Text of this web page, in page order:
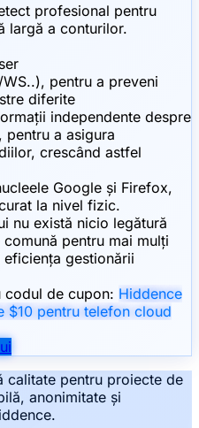
profesional pentru
largă a conturilor.
pentru a preveni
diferite
independente despre
pentru a asigura
crescând astfel
Google și Firefox,
la nivel fizic.
nu există nicio legătură
pentru mai mulți
gestionării
codul de cupon: Hiddence
$10 pentru telefon cloud
calitate pentru proiecte de
anonimitate și